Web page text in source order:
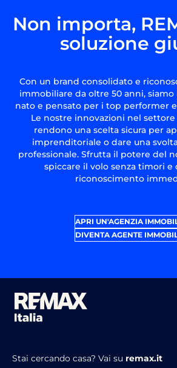
Non importa,
soluzione
Con un brand consolidato e
immobiliare da oltre 50 anni,
nato e pensato per i top performer
Le nostre innovazioni nel
rendono una scelta sicura per
imprenditoriale o dare una
professionale. Sfrutta il potere del
spiccare il volo senza timori
riconoscimento
APRI UN'AGENZIA
DIVENTA AGENTE
Stai cercando casa? Vai su remax.it